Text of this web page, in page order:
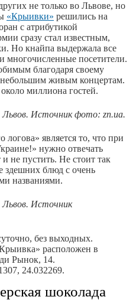
не только во Львове, но
«Крыивки» решились на
с атрибутикой
сразу стал известным,
Но кнайпа выдержала все
многочисленные посетители.
благодаря своему
живым концертам.
миллиона гостей.
Источник фото: zn.ua.
логова» является то, что при
нужно отвечать
не пустить. Не стоит так
здешних блюд с очень
названиями.
Львов. Источник
без выходных.
расположен в
Рынок, 14.
24.032269.
шоколада